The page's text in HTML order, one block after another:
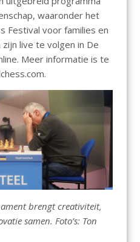
waaronder het
Festival voor families en
live te volgen in De
Meer informatie is te
brengt creativiteit,
samen. Foto’s: Ton